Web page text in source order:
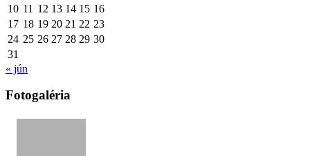
10 11 12 13 14 15 16
17 18 19 20 21 22 23
24 25 26 27 28 29 30
31
« jún
Fotogaléria